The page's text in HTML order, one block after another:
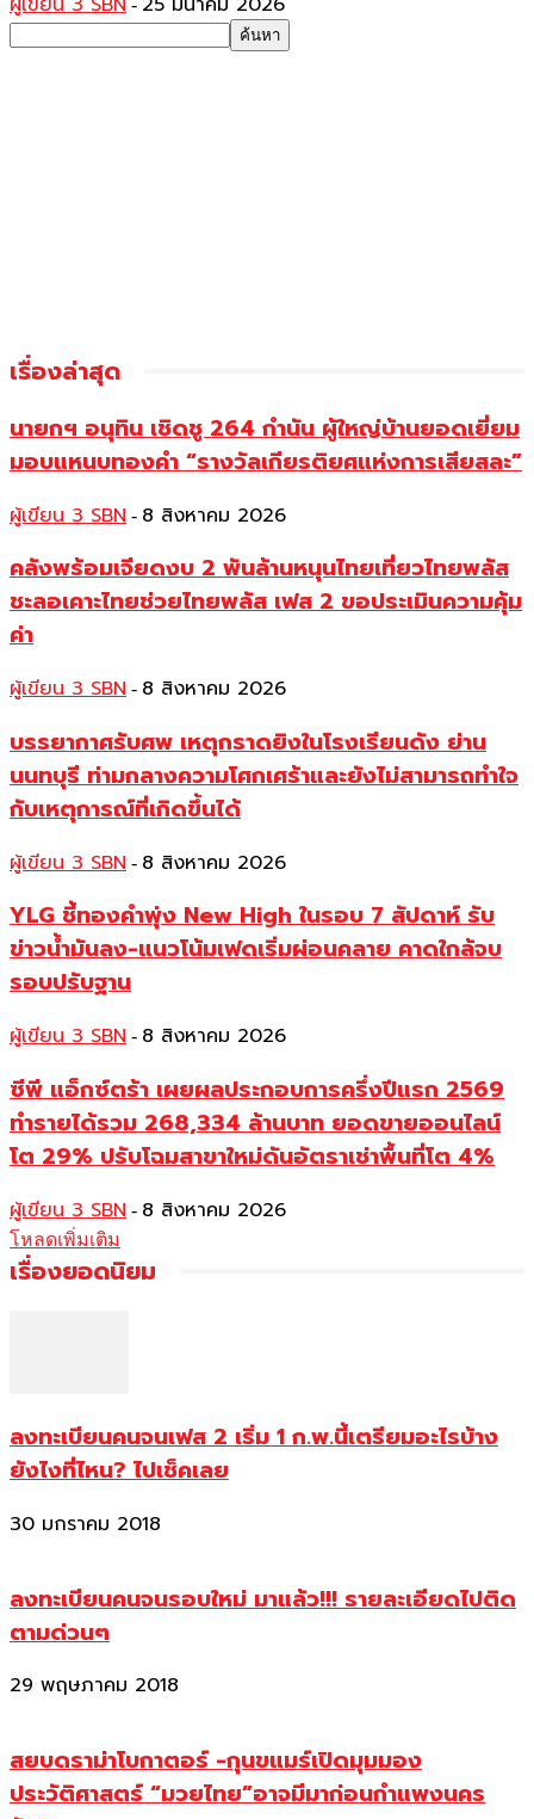
-
เรื่องล่าสุด
นายกฯ อนุทิน เชิดชู 264 กำนัน ผู้ใหญ่บ้านยอดเยี่ยม
มอบแหนบทองคำ “รางวัลเกียรติยศแห่งการเสียสละ”
ผู้เขียน 3 SBN - 8 สิงหาคม 2026
คลังพร้อมเจียดงบ 2 พันล้านหนุนไทยเที่ยวไทยพลัส
ชะลอเคาะไทยช่วยไทยพลัส เฟส 2 ขอประเมินความคุ้ม
ค่า
ผู้เขียน 3 SBN - 8 สิงหาคม 2026
บรรยากาศรับศพ เหตุกราดยิงในโรงเรียนดัง ย่าน
นนทบุรี ท่ามกลางความโศกเศร้าและยังไม่สามารถทำใจ
กับเหตุการณ์ที่เกิดขึ้นได้
ผู้เขียน 3 SBN - 8 สิงหาคม 2026
YLG ชี้ทองคำพุ่ง New High ในรอบ 7 สัปดาห์ รับ
ข่าวน้ำมันลง-แนวโน้มเฟดเริ่มผ่อนคลาย คาดใกล้จบ
รอบปรับฐาน
ผู้เขียน 3 SBN - 8 สิงหาคม 2026
ซีพี แอ็กซ์ตร้า เผยผลประกอบการครึ่งปีแรก 2569
ทำรายได้รวม 268,334 ล้านบาท ยอดขายออนไลน์
โต 29% ปรับโฉมสาขาใหม่ดันอัตราเช่าพื้นที่โต 4%
ผู้เขียน 3 SBN - 8 สิงหาคม 2026
โหลดเพิ่มเติม
เรื่องยอดนิยม
ลงทะเบียนคนจนเฟส 2 เริ่ม 1 ก.พ.นี้เตรียมอะไรบ้าง
ยังไงที่ไหน? ไปเช็คเลย
30 มกราคม 2018
ลงทะเบียนคนจนรอบใหม่ มาแล้ว!!! รายละเอียดไปติด
ตามด่วนๆ
29 พฤษภาคม 2018
สยบดราม่าโบกาตอร์ -กุนขแมร์เปิดมุมมอง
ประวัติศาสตร์ “มวยไทย”อาจมีมาก่อนกำแพงนคร